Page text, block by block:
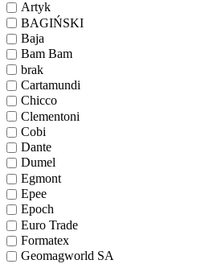
Artyk
BAGIŃSKI
Baja
Bam Bam
brak
Cartamundi
Chicco
Clementoni
Cobi
Dante
Dumel
Egmont
Epee
Epoch
Euro Trade
Formatex
Geomagworld SA